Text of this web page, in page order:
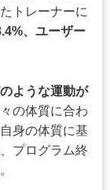
トレーナーに
、ユーザー
ような運動が
々の体質に合わ
身の体質に基
プログラム終